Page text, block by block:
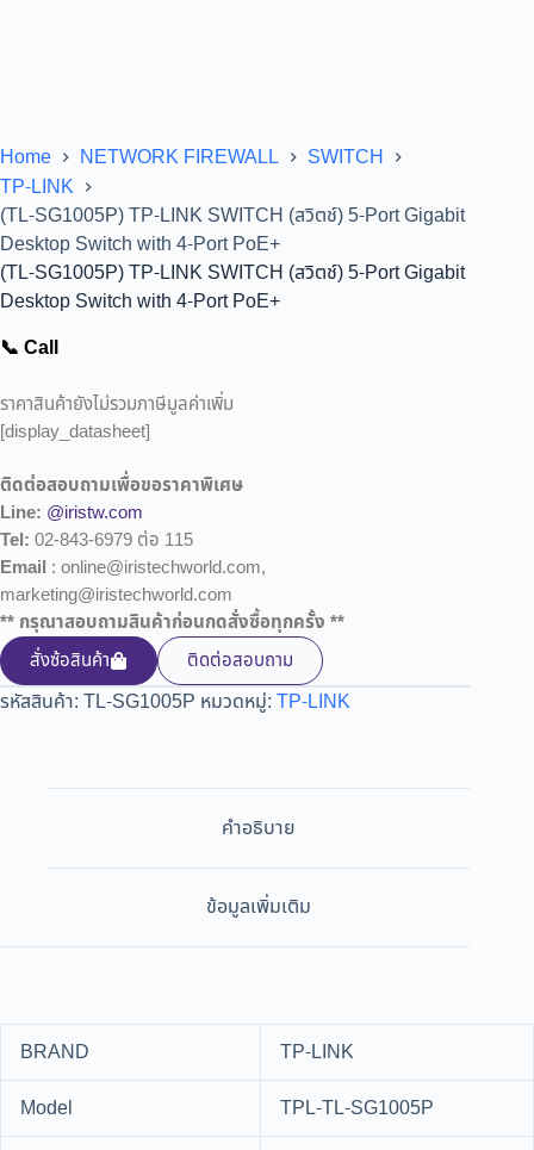
Home NETWORK FIREWALL
SWITCH
TP-LINK
(TL-SG1005P) TP-LINK SWITCH (สวิตช์) 5-Port Gigabit
Desktop Switch with 4-Port PoE+
(TL-SG1005P) TP-LINK SWITCH (สวิตช์) 5-Port Gigabit
Desktop Switch with 4-Port PoE+
📞 Call
ราคาสินค้ายังไม่รวมภาษีมูลค่าเพิ่ม
[display_datasheet]
ติดต่อสอบถามเพื่อขอราคาพิเศษ
Line: @iristw.com
Tel: 02-843-6979 ต่อ 115
Email : online@iristechworld.com,
marketing@iristechworld.com
** กรุณาสอบถามสินค้าก่อนกดสั่งซื้อทุกครั้ง **
สั่งซ้อสินค้า
ติดต่อสอบถาม
รหัสสินค้า: TL-SG1005P หมวดหมู่: TP-LINK
คำอธิบาย
ข้อมูลเพิ่มเติม
BRAND
TP-LINK
Model
TPL-TL-SG1005P